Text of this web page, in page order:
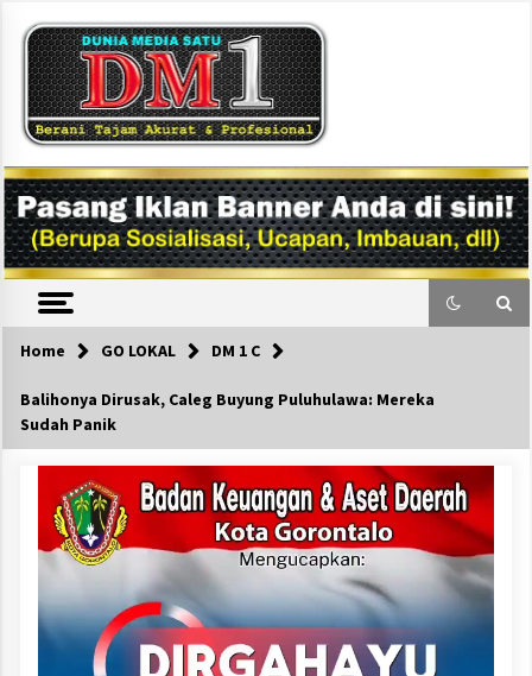
content
DM1
Home GO LOKAL DM 1 C
Balihonya Dirusak, Caleg Buyung Puluhulawa: Mereka
Sudah Panik